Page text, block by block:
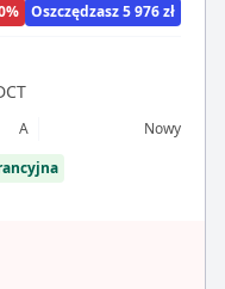
Oszczędzasz 5 976 zł
A
Nowy